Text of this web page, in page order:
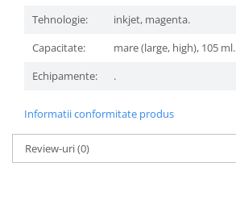
Tehnologie:
inkjet, magenta.
Capacitate:
mare (large, high), 105 ml.
Echipamente:
.
Informatii conformitate produs
Review-uri(0)